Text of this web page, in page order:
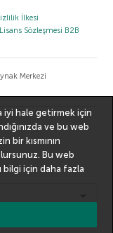
İlkesi
Lisans Sözleşmesi B2B
Merkezi
iyi hale getirmek için
ve bu web
bir kısmının
Bu web
bilgi içindaha fazla